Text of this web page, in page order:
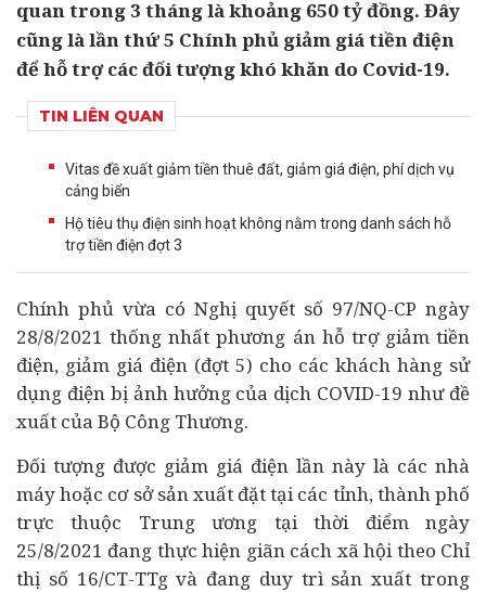
quan trong 3 tháng là khoảng 650 tỷ đồng. Đây
cũng là lần thứ 5 Chính phủ giảm giá tiền điện
để hỗ trợ các đối tượng khó khăn do Covid-19.
TIN LIÊN QUAN
Vitas đề xuất giảm tiền thuê đất, giảm giá điện, phí dịch vụ
cảng biển
Hộ tiêu thụ điện sinh hoạt không nằm trong danh sách hỗ
trợ tiền điện đợt 3
Chính phủ vừa có Nghị quyết số 97/NQ-CP ngày
28/8/2021 thống nhất phương án hỗ trợ giảm tiền
điện, giảm giá điện (đợt 5) cho các khách hàng sử
dụng điện bị ảnh hưởng của dịch COVID-19 như đề
xuất của Bộ Công Thương.
Đối tượng được giảm giá điện lần này là các nhà
máy hoặc cơ sở sản xuất đặt tại các tỉnh, thành phố
trực thuộc Trung ương tại thời điểm ngày
25/8/2021 đang thực hiện giãn cách xã hội theo Chỉ
thị số 16/CT-TTg và đang duy trì sản xuất trong